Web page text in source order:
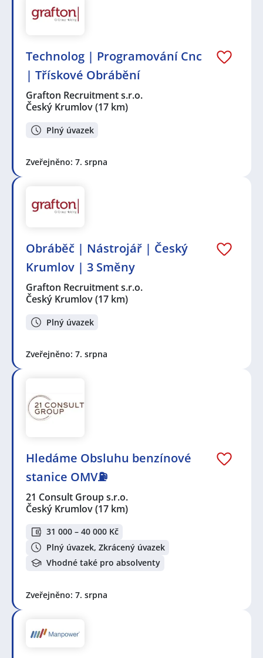
Technolog | Programování Cnc
| Třískové Obrábění
Grafton Recruitment s.r.o.
Český Krumlov(17 km)
Plný úvazek
Zveřejněno: 7. srpna
Obráběč | Nástrojář | Český
Krumlov | 3 Směny
Grafton Recruitment s.r.o.
Český Krumlov(17 km)
Plný úvazek
Zveřejněno: 7. srpna
Hledáme Obsluhu benzínové
stanice OMV⛽
21 Consult Group s.r.o.
Český Krumlov(17 km)
31 000 – 40 000 Kč
Plný úvazek, Zkrácený úvazek
Vhodné také pro absolventy
Zveřejněno: 7. srpna